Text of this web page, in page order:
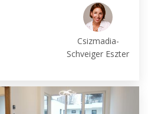
Csizmadia-
Schveiger Eszter